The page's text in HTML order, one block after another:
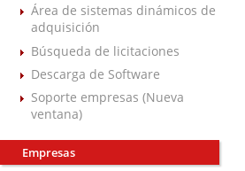
Área de sistemas dinámicos de
adquisición
Búsqueda de licitaciones
Descarga de Software
Soporte empresas (Nueva
ventana)
Empresas